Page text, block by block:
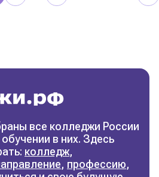
Фильтры
фильтры
все колледжи России
в них. Здесь
колледж,
, профессию,